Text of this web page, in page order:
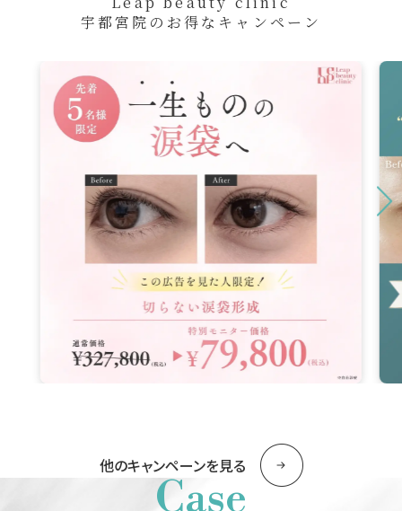
宇都宮院のお得なキャンペーン
他のキャンペーンを見る
Case